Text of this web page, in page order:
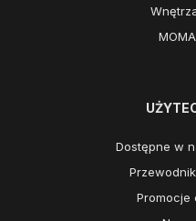
Dostępne w
Promocje